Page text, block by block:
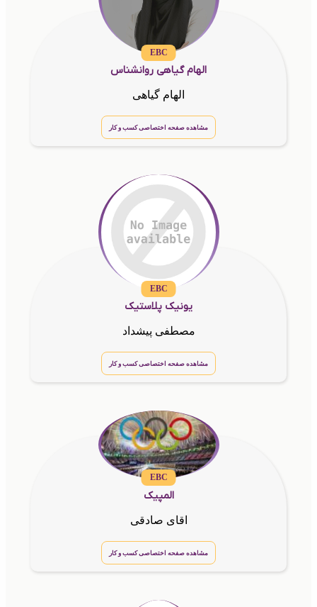
EBC
الهام گیاهی روانشناس
الهام گیاهی
مشاهده صفحه اختصاصی کسب و کار
EBC
یونیک پلاستیک
مصطفی پیشداد
مشاهده صفحه اختصاصی کسب و کار
EBC
المپیک
اقای صادقی
مشاهده صفحه اختصاصی کسب و کار